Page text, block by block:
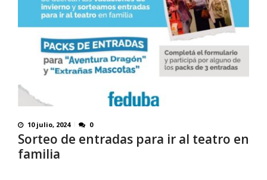
10 julio, 2024 0
Sorteo de entradas para ir al teatro en
familia